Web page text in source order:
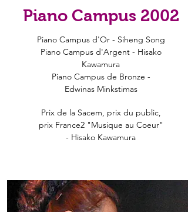
Piano Campus 2002
Piano Campus d'Or - Siheng Song
Piano Campus d'Argent - Hisako
Kawamura
Piano Campus de Bronze -
Edwinas Minkstimas
Prix de la Sacem, prix du public,
prix France2 "Musique au Coeur"
- Hisako Kawamura